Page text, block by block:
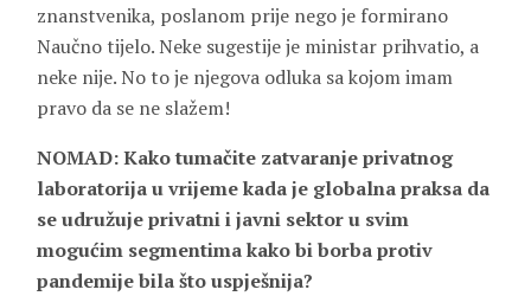
znanstvenika, poslanom prije nego je formirano
Naučno tijelo. Neke sugestije je ministar prihvatio, a
neke nije. No to je njegova odluka sa kojom imam
pravo da se ne slažem!
NOMAD: Kako tumačite zatvaranje privatnog
laboratorija u vrijeme kada je globalna praksa da
se udružuje privatni i javni sektor u svim
mogućim segmentima kako bi borba protiv
pandemije bila što uspješnija?